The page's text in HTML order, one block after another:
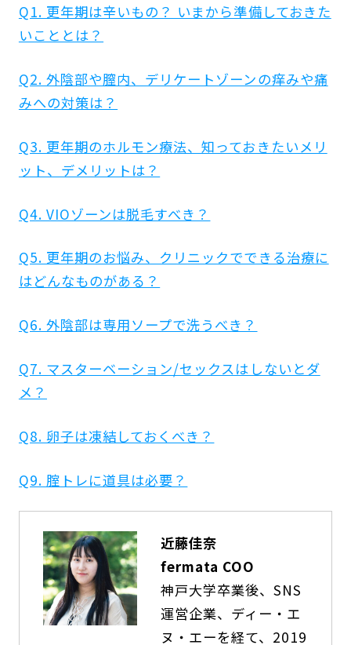
Q1. 更年期は辛いもの？ いまから準備しておきた
いこととは？
Q2. 外陰部や膣内、デリケートゾーンの痒みや痛
みへの対策は？
Q3. 更年期のホルモン療法、知っておきたいメリ
ット、デメリットは？
Q4. VIOゾーンは脱毛すべき？
Q5. 更年期のお悩み、クリニックでできる治療に
はどんなものがある？
Q6. 外陰部は専用ソープで洗うべき？
Q7. マスターベーション/セックスはしないとダ
メ？
Q8. 卵子は凍結しておくべき？
Q9. 腟トレに道具は必要？
近藤佳奈
fermata COO
神戸大学卒業後、SNS
運営企業、ディー・エ
ヌ・エーを経て、2019